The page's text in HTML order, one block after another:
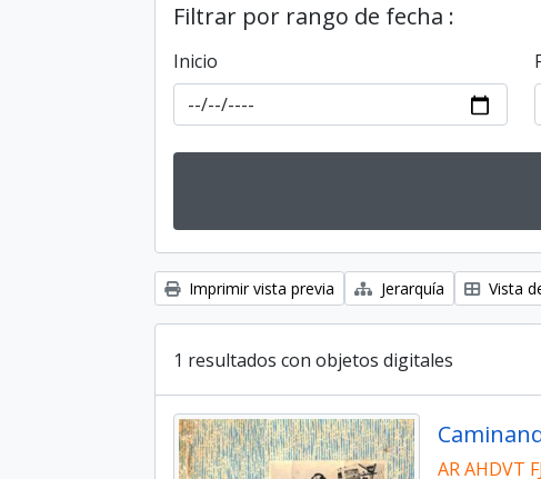
Filtrar por rango de fecha :
Inicio
Imprimir vista previa Jerarquía Vista
1 resultados con objetos digitales
AR AHDVT